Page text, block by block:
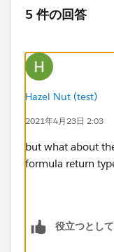
5 件の回答
Hazel Nut (test)
2021年4月23日 2:03
but what about
formula return
役立つとし